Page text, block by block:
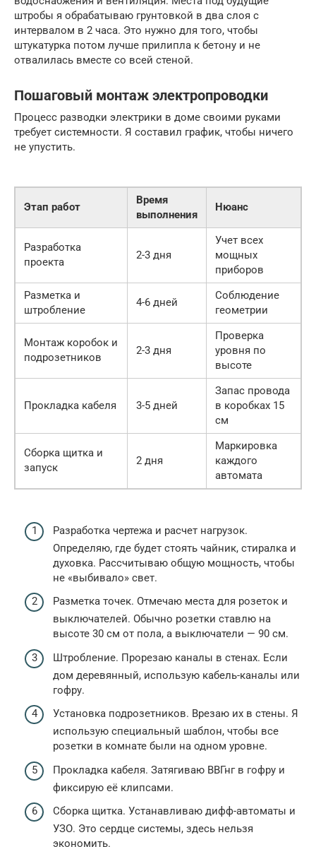
штробы я обрабатываю грунтовкой в два слоя с
интервалом в 2 часа. Это нужно для того, чтобы
штукатурка потом лучше прилипла к бетону и не
отвалилась вместе со всей стеной.
Пошаговый монтаж электропроводки
Процесс разводки электрики в доме своими руками
требует системности. Я составил график, чтобы ничего
не упустить.
Этап работ
Время
выполнения
Нюанс
Разработка
проекта
2-3 дня
Учет всех
мощных
приборов
Разметка и
штробление
4-6 дней
Соблюдение
геометрии
Монтаж коробок и
подрозетников
2-3 дня
Проверка
уровня по
высоте
Прокладка кабеля 3-5 дней
Запас провода
в коробках 15
см
Сборка щитка и
запуск
2 дня
Маркировка
каждого
автомата
Разработка чертежа и расчет нагрузок.
Определяю, где будет стоять чайник, стиралка и
духовка. Рассчитываю общую мощность, чтобы
не «выбивало» свет.
Разметка точек. Отмечаю места для розеток и
выключателей. Обычно розетки ставлю на
высоте 30 см от пола, а выключатели — 90 см.
Штробление. Прорезаю каналы в стенах. Если
дом деревянный, использую кабель-каналы или
гофру.
Установка подрозетников. Врезаю их в стены. Я
использую специальный шаблон, чтобы все
розетки в комнате были на одном уровне.
Прокладка кабеля. Затягиваю ВВГнг в гофру и
фиксирую её клипсами.
Сборка щитка. Устанавливаю дифф-автоматы и
УЗО. Это сердце системы, здесь нельзя
экономить.